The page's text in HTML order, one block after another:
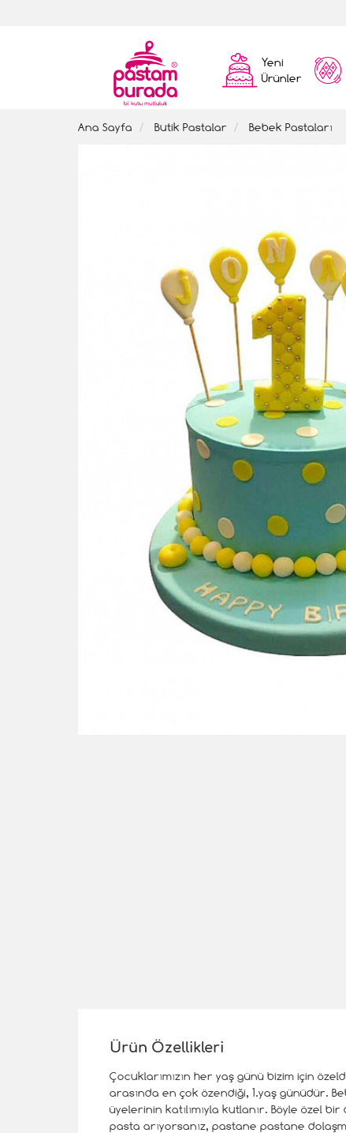
Yeni
Ürünler
Ana Sayfa Butik Pastalar Bebek Pastaları
Ürün Özellikleri
Çocuklarımızın her yaş günü bizim için
arasında en çok özendiği, 1.yaş günüdür.
üyelerinin katılımıyla kutlanır. Böyle özel
pasta arıyorsanız, pastane pastane